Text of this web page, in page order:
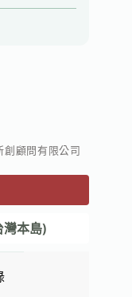
創顧問有限公司
本島)